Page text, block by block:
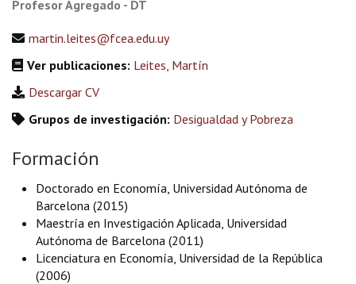
Profesor Agregado - DT
martin.leites@fcea.edu.uy
Ver publicaciones: Leites, Martín
Descargar CV
Grupos de investigación: Desigualdad y Pobreza
Formación
Doctorado en Economía, Universidad Autónoma de
Barcelona (2015)
Maestría en Investigación Aplicada, Universidad
Autónoma de Barcelona (2011)
Licenciatura en Economía, Universidad de la República
(2006)